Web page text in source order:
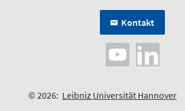
Kontakt
© 2026: Leibniz Universität Hannover